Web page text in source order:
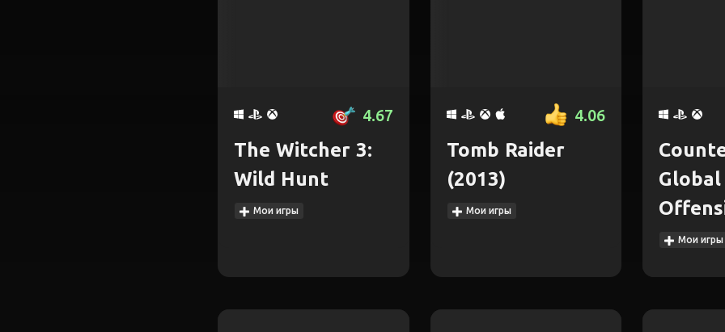
4.67
The Witcher 3:
Wild Hunt
Мои игры
4.06
Tomb Raider
(2013)
Мои игры
Global
Мои игры